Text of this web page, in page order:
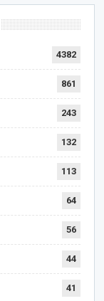
4382
861
243
132
113
64
56
44
41